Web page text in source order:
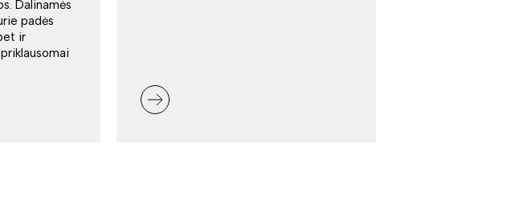
Dalinamės
padės
ir